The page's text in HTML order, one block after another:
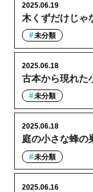
木くずだけじゃ
2025.06.19
未分類
古本から現れた
2025.06.18
未分類
庭の小さな蜂の
2025.06.18
未分類
2025.06.16